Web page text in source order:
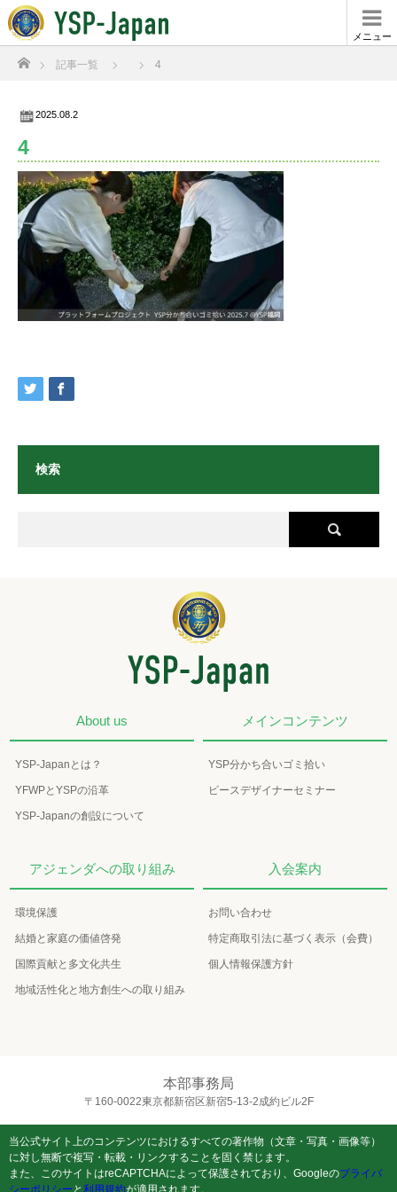
メニュー
ホーム
記事一覧 4
2025.08.2
4
検索
About us
YSP-Japanとは？
YFWPとYSPの沿革
YSP-Japanの創設について
メインコンテンツ
YSP分かち合いゴミ拾い
ピースデザイナーセミナー
アジェンダへの取り組み
環境保護
結婚と家庭の価値啓発
国際貢献と多文化共生
地域活性化と地方創生への取り組み
入会案内
お問い合わせ
特定商取引法に基づく表示（会費）
個人情報保護方針
本部事務局
〒160-0022東京都新宿区新宿5-13-2成約ビル2F
当公式サイト上のコンテンツにおけるすべての著作物（文章・写真・画像等）
に対し無断で複写・転載・リンクすることを固く禁じます。
また、このサイトはreCAPTCHAによって保護されており、Googleのプライバ
シーポリシー と 利用規約が適用されます。